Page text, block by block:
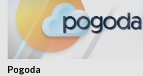
Pogoda